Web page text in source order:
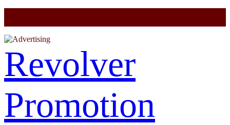
Revolver
Promotion